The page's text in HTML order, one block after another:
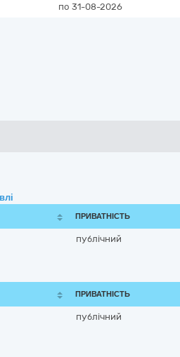
по 31-08-2026
ПРИВАТНІСТЬ
публічний
ПРИВАТНІСТЬ
публічний